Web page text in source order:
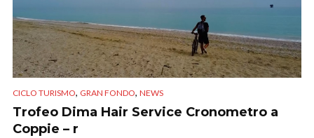
CICLO TURISMO, GRAN FONDO, NEWS
Trofeo Dima Hair Service Cronometro a
Coppie – r